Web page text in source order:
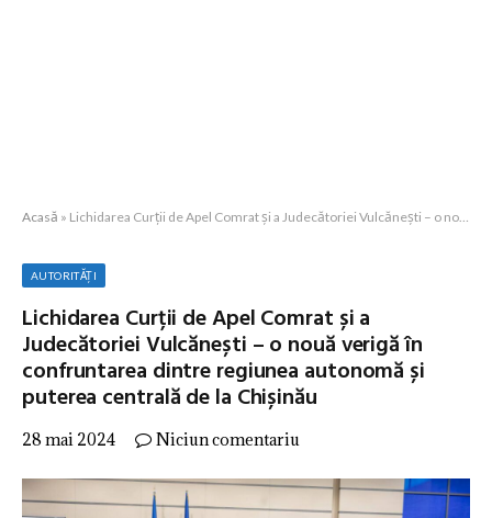
Acasă » Lichidarea Curții de Apel Comrat și a Judecătoriei Vulcănești – o nouă verigă în confruntarea dintre regiunea autonomă și puterea centrală de la Chișinău
AUTORITĂȚI
Lichidarea Curții de Apel Comrat și a
Judecătoriei Vulcănești – o nouă verigă în
confruntarea dintre regiunea autonomă și
puterea centrală de la Chișinău
28 mai 2024 Niciun comentariu